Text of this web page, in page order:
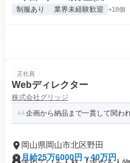
制服あり 業界未経験歓迎 +18個
正社員
Webディレクター
株式会社グリッジ
企画から納品まで一貫して関わ
岡山県岡山市北区野田
月給25万6000円～40万円